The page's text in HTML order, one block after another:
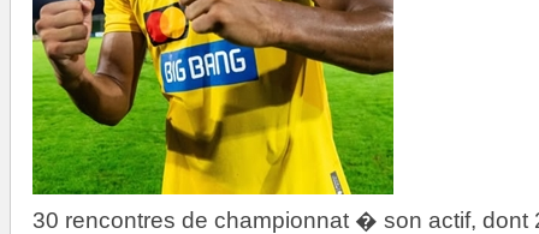
30 rencontres de championnat � son actif, dont